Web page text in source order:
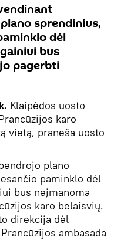
sprendinius,
dėl
bus
pagerbti
Klaipėdos uosto
karo
vietą, praneša uosto
plano
paminklo dėl
bus neįmanoma
karo belaisvių.
direkcija dėl
ambasada